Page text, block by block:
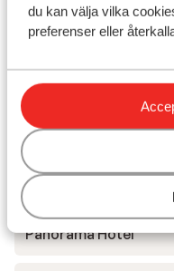
du kan välja vilka
preferenser eller
Quattro Beach & Spa
Kirman Belazur
Monart City Hotel
My Home Apartments
Panorama Hotel